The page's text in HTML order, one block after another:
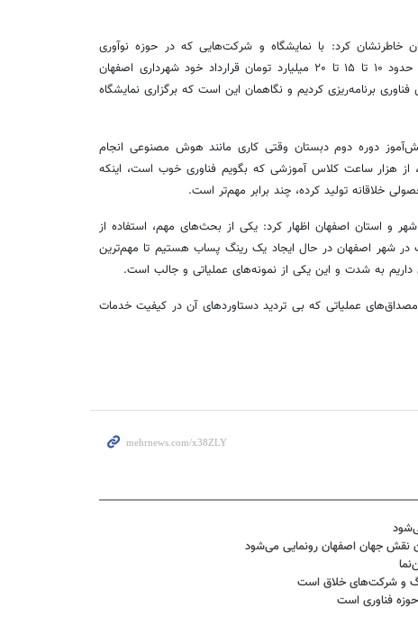
خاطرنشان کرد: با نمایشگاه و شرکت‌هایی که در حوزه نوآوری
فناوری کار کرده باشند، قرارداد بسته شد که الان حدود ۱۰ تا ۱۵ تا ۲۰ میلیارد تومان قرارداد خود شهرداری اصفهان
ما قراردادهای فناوری برنامه‌ریزی کردیم و نگاهمان این است که برگزاری نمایشگاه
دوره دوم دبستان وقتی کاری مانند هوش مصنوعی انجام
از هزار ساعت کلاس آموزشی که بگویم فناوری خوب است، اینکه
تولید کرده، چند برابر مهم‌تر است.
و استان اصفهان اظهار کرد: یکی از بحث‌های مهم، استفاده از
در شهر اصفهان در حال ایجاد یک رینگ پساب هستیم تا مهم‌ترین
به شدت و این یکی از نمونه‌های عملیاتی و جالب است.
عملیاتی که بی تردید دستاوردهای آن در کیفیت خدمات
نقش جهان اصفهان رونمایی می‌شود
و شرکت‌های خلاق است
فناوری است